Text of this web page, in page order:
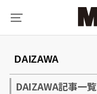
DAIZAWA記事一覧